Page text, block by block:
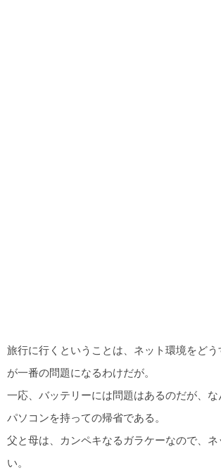
旅行に行くということは、ネット環境をどう
が一番の問題になるわけだが。
一応、バッテリーには問題はあるのだが、な
パソコンを持っての帰省である。
父と母は、カンペキなるガラケーなので、
い。